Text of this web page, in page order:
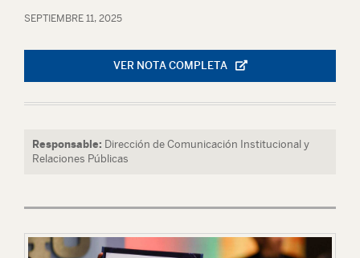
SEPTIEMBRE 11, 2025
VER NOTA COMPLETA
Responsable: Dirección de Comunicación Institucional y
Relaciones Públicas